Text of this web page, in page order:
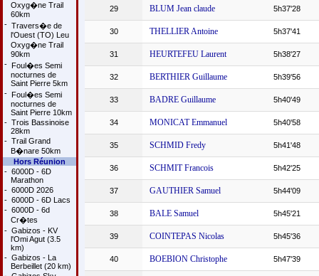
Oxyg�ne Trail
60km
- Travers�e de
l'Ouest (TO) Leu
Oxyg�ne Trail
90km
- Foul�es Semi
nocturnes de
Saint Pierre 5km
- Foul�es Semi
nocturnes de
Saint Pierre 10km
- Trois Bassinoise
28km
- Trail Grand
B�nare 50km
Hors Réunion
- 6000D - 6D
Marathon
- 6000D 2026
- 6000D - 6D Lacs
- 6000D - 6d
Cr�tes
- Gabizos - KV
l'Omi Agut (3.5
km)
- Gabizos - La
Berbeillet (20 km)
29 BLUM Jean claude 5h37'28
30 THELLIER Antoine 5h37'41
31 HEURTEFEU Laurent 5h38'27
32 BERTHIER Guillaume 5h39'56
33 BADRE Guillaume 5h40'49
34 MONICAT Emmanuel 5h40'58
35 SCHMID Fredy 5h41'48
36 SCHMIT Francois 5h42'25
37 GAUTHIER Samuel 5h44'09
38 BALE Samuel 5h45'21
39 COINTEPAS Nicolas 5h45'36
40 BOEBION Christophe 5h47'39